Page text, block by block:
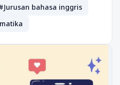
bahasa inggris